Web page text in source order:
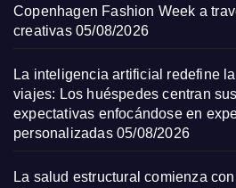
Copenhagen Fashion Week a
creativas 05/08/2026
La inteligencia artificial redefine
viajes: Los huéspedes centran
expectativas enfocándose en
personalizadas 05/08/2026
La salud estructural comienza